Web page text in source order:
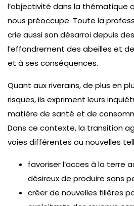
l’objectivité dans la thématique
nous préoccupe. Toute la
crie aussi son désarroi depuis
l’effondrement des abeilles et
et à ses conséquences.
Quant aux riverains, de plus en
risques, ils expriment leurs
matière de santé et de
Dans ce contexte, la transition
voies différentes ou nouvelles
favoriser l’acces à la terre
désireux de produire sans
créer de nouvelles filières